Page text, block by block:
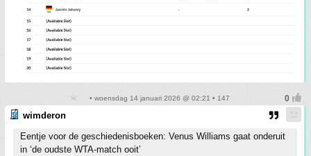
• woensdag 14 januari 2026 @ 02:21 • 147
wimderon
Eentje voor de geschiedenisboeken: Venus Williams gaat onderuit
in ‘de oudste WTA-match ooit’